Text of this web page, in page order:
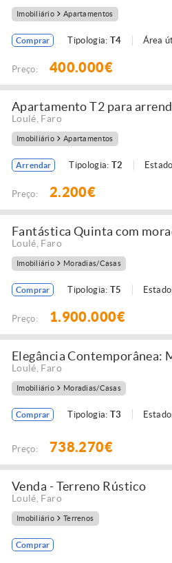
Imobiliário Apartamentos
Comprar Tipologia: T4 Área
Preço: 400.000€
Apartamento T2 para
Loulé Faro
Imobiliário Apartamentos
Arrendar Tipologia:T2
Preço: 2.200€
Fantástica Quinta com
Loulé Faro
Imobiliário Moradias/Casas
Comprar Tipologia: T5
Preço: 1.900.000€
Elegância Contemporânea:
Loulé Faro
Imobiliário Moradias/Casas
Comprar Tipologia: T3
Preço: 738.270€
Venda - Terreno Rústico
Loulé Faro
Imobiliário Terrenos
Comprar